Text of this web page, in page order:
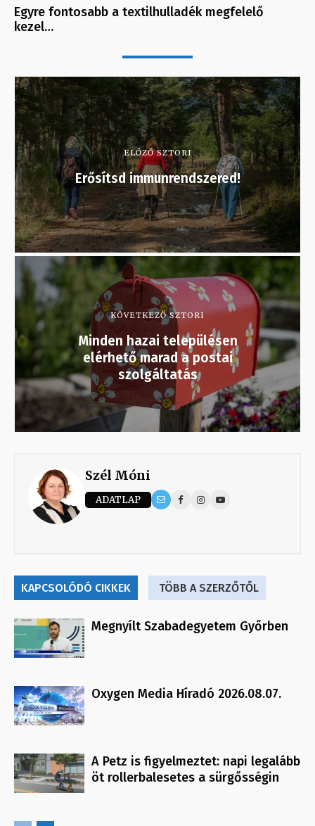
Egyre fontosabb a textilhulladék megfelelő
kezel…
ELŐZŐ SZTORI
Erősítsd immunrendszered!
KÖVETKEZŐ SZTORI
Minden hazai településen
elérhető marad a postai
szolgáltatás
Szél Móni
ADATLAP
KAPCSOLÓDÓ CIKKEK TÖBB A SZERZŐTŐL
Megnyílt Szabadegyetem Győrben
Oxygen Media Híradó 2026.08.07.
A Petz is figyelmeztet: napi legalább
öt rollerbalesetes a sürgősségin